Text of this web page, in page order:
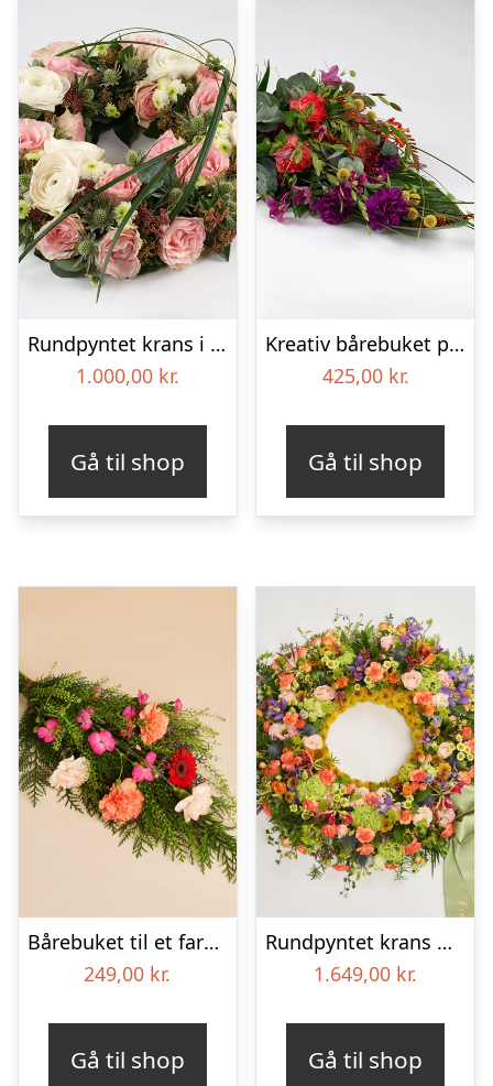
Rundpyntet krans i lyse farver – Blomster til begravelse
1.000,00 kr.
Gå til shop
Kreativ bårebuket på stort blad – Blomster til begravelse
425,00 kr.
Gå til shop
Bårebuket til et farverigt minde
249,00 kr.
Gå til shop
Rundpyntet krans med bånd – Et farverigt farvel
1.649,00 kr.
Gå til shop